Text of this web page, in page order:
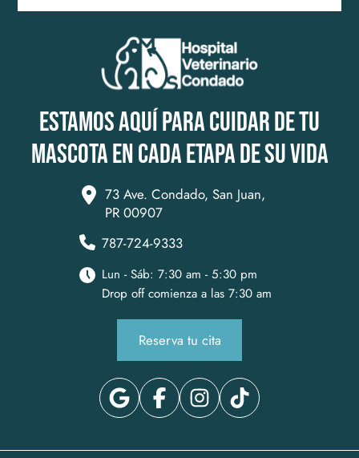
Estamos aquí para cuidar de tu
mascota en cada etapa de su vida
73 Ave. Condado, San Juan,
PR 00907
787-724-9333
Lun - Sáb: 7:30 am - 5:30 pm
Drop off comienza a las 7:30 am
Reserva tu cita